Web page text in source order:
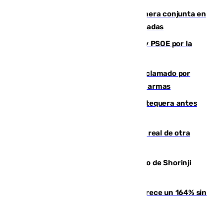
Guardia Civil y RFEF trabajan de manera conjunta en
el caso de las estafas de ventas de entradas
Vuelve el duelo dialéctico entre PP y PSOE por la
Detienen en Málaga a un fugitivo reclamado por
Colombia por homicidio y transporte de armas
Prueba final del Granada ante el Antequera antes
Ceuta se prepara ante la posibilidad real de otra
Cártama, protagonista en el Europeo de Shorinji
La llegada de inmigrantes a Ceuta crece un 164% sin